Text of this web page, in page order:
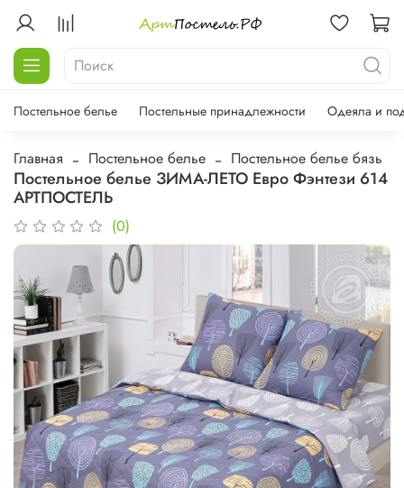
Постельное белье Постельные принадлежности Одеяла и
Главная Постельное белье Постельное белье бязь
Постельное белье ЗИМА-ЛЕТО Евро Фэнтези 614
АРТПОСТЕЛЬ
(0)